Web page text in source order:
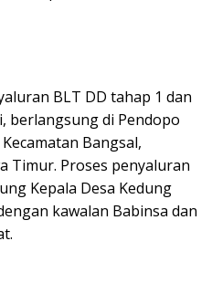
BLT DD tahap 1 dan
berlangsung di Pendopo
Bangsal,
Timur. Proses penyaluran
Kepala Desa Kedung
kawalan Babinsa dan